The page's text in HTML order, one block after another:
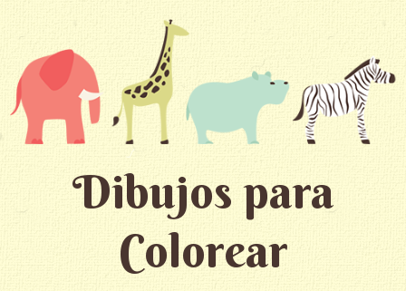
Dibujos para
Colorear